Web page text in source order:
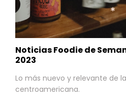
Noticias Foodie de
2023
Lo más nuevo y relevante de
centroamericana.